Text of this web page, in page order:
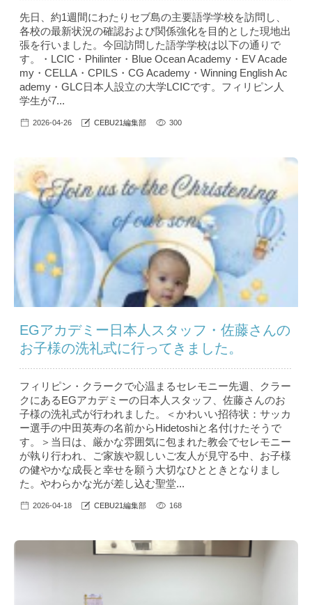
先日、約1週間にわたりセブ島の主要語学学校を訪問し、
各校の最新状況の確認および関係強化を目的とした現地出
張を行いました。今回訪問した語学学校は以下の通りで
す。・LCIC・Philinter・Blue Ocean Academy・EV Acade
my・CELLA・CPILS・CG Academy・Winning English Ac
ademy・GLC日本人設立の大学LCICです。フィリピン人
学生が7...
2026-04-26 CEBU21編集部 300
EGアカデミー日本人スタッフ・佐藤さんの
お子様の洗礼式に行ってきました。
フィリピン・クラークで心温まるセレモニー先週、クラー
クにあるEGアカデミーの日本人スタッフ、佐藤さんのお
子様の洗礼式が行われました。＜かわいい招待状：サッカ
ー選手の中田英寿の名前からHidetoshiと名付けたそうで
す。＞当日は、厳かな雰囲気に包まれた教会でセレモニー
が執り行われ、ご家族や親しいご友人が見守る中、お子様
の健やかな成長と幸せを願う大切なひとときとなりまし
た。やわらかな光が差し込む聖堂...
2026-04-18 CEBU21編集部 168